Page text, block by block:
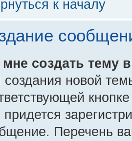
к началу
мне создать тему
создания новой
Перечень